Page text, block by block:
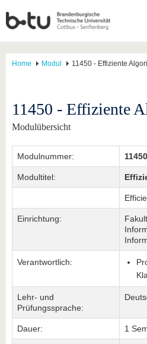
Home Modul 11450 - Effiziente
11450 - Effiziente
Modulübersicht
Modulnummer: 11450
Modultitel:
Einrichtung:
Verantwortlich:
Lehr- und
Prüfungssprache:
Dauer: 1